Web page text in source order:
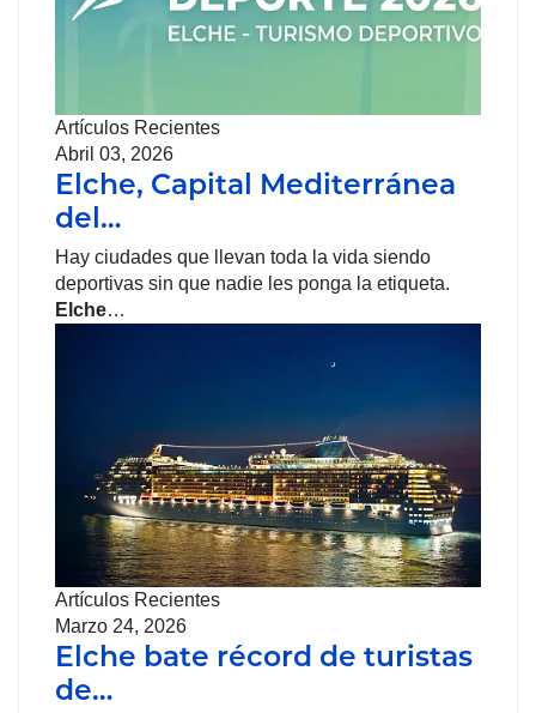
Artículos Recientes
Abril 03, 2026
Elche, Capital Mediterránea
del…
Hay ciudades que llevan toda la vida siendo
deportivas sin que nadie les ponga la etiqueta.
Elche…
Artículos Recientes
Marzo 24, 2026
Elche bate récord de turistas
de…